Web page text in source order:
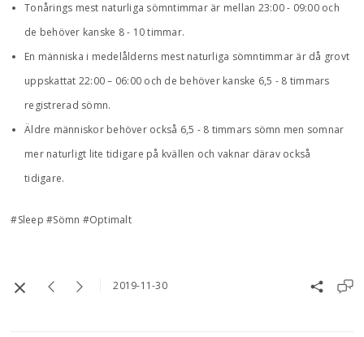
Tonårings mest naturliga sömntimmar är mellan 23:00 - 09:00 och
de behöver kanske 8 - 10 timmar.
En människa i medelålderns mest naturliga sömntimmar är då grovt
uppskattat 22:00 – 06:00 och de behöver kanske 6,5 - 8 timmars
registrerad sömn.
Äldre människor behöver också 6,5 - 8 timmars sömn men somnar
mer naturligt lite tidigare på kvällen och vaknar därav också
tidigare.
#Sleep #Sömn #Optimalt
2019-11-30